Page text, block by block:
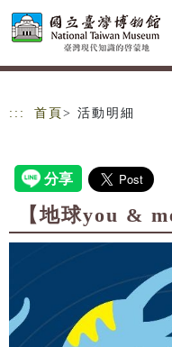
跳到主要內容
網站導覽
::: 首頁 > 活動明細
【地球you &